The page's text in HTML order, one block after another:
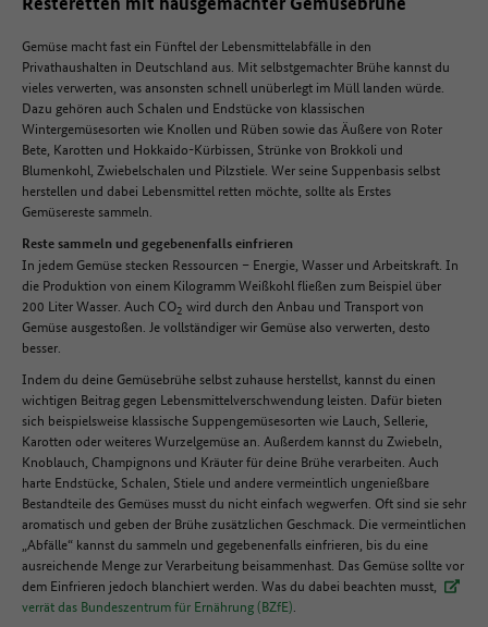
Gemüse macht fast ein Fünftel der Lebensmittelabfälle in den
Privathaushalten in Deutschland aus. Mit selbstgemachter Brühe kannst du
vieles verwerten, was ansonsten schnell unüberlegt im Müll landen würde.
Dazu gehören auch Schalen und Endstücke von klassischen
Wintergemüsesorten wie Knollen und Rüben sowie das Äußere von Roter
Bete, Karotten und Hokkaido-Kürbissen, Strünke von Brokkoli und
Blumenkohl, Zwiebelschalen und Pilzstiele. Wer seine Suppenbasis selbst
herstellen und dabei Lebensmittel retten möchte, sollte als Erstes
Gemüsereste sammeln.
Reste sammeln und gegebenenfalls einfrieren
In jedem Gemüse stecken Ressourcen – Energie, Wasser und Arbeitskraft. In
die Produktion von einem Kilogramm Weißkohl fließen zum Beispiel über
200 Liter Wasser. Auch CO2 wird durch den Anbau und Transport von
Gemüse ausgestoßen. Je vollständiger wir Gemüse also verwerten, desto
besser.
Indem du deine Gemüsebrühe selbst zuhause herstellst, kannst du einen
wichtigen Beitrag gegen Lebensmittelverschwendung leisten. Dafür bieten
sich beispielsweise klassische Suppengemüsesorten wie Lauch, Sellerie,
Karotten oder weiteres Wurzelgemüse an. Außerdem kannst du Zwiebeln,
Knoblauch, Champignons und Kräuter für deine Brühe verarbeiten. Auch
harte Endstücke, Schalen, Stiele und andere vermeintlich ungenießbare
Bestandteile des Gemüses musst du nicht einfach wegwerfen. Oft sind sie sehr
aromatisch und geben der Brühe zusätzlichen Geschmack. Die vermeintlichen
„Abfälle“ kannst du sammeln und gegebenenfalls einfrieren, bis du eine
ausreichende Menge zur Verarbeitung beisammenhast. Das Gemüse sollte vor
dem Einfrieren jedoch blanchiert werden. Was du dabei beachten musst,
verrät das Bundeszentrum für Ernährung (BZfE).